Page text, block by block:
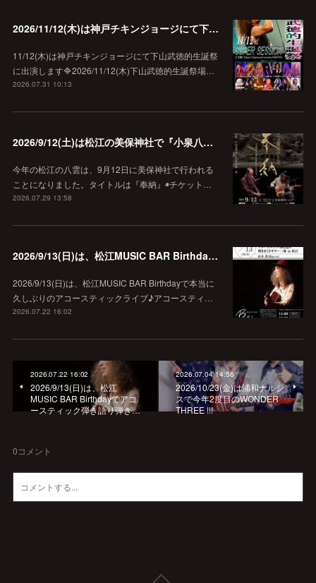
2026/11/12(木)は神戸チキンジョージにて下山武徳的生誕祭に出演します♪
11/12(木)は神戸チキンジョージにて下山武徳的生誕祭
に出演します🔷2026/11/12(木)下山武徳的生誕祭場…
2026.07.31 10:13
2026/9/12(土)は松江の美保神社で『小泉八雲朗読のしらべ』
今年の松江の八雲は、9月12日に美保神社で行われる
ことになりました。タイトルは『奉納』◉チケット…
2026.07.29 13:58
2026/9/13(日)は、松江MUSIC BAR Birthdayでアコースティック弾き語り弾きまくりギター三昧♪
2026/9/13(日)は、松江MUSIC BAR Birthdayで本当に
久しぶりのアコースティックライブ♪アコースティ…
2026.07.22 16:02
2026.07.22 16:02
2026/9/13(日)は、松江
MUSIC BAR Birthdayでアコ
ースティック弾き語り弾き…
2026.07.04 14:56
2026/10/23(金)は浦和ナルシ
スで今年2度目のWONDER
THREE !!!
0コメント